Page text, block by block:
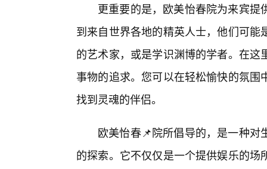
更重要的是，欧美怡春院为来宾
到来自世界各地的精英人士，他们可
的艺术家，或是学识渊博的学者。在
事物的追求。您可以在轻松愉快的氛
找到灵魂的伴侣。
欧美怡春📌院所倡导的，是一种
的探索。它不仅仅是一个提供娱乐的